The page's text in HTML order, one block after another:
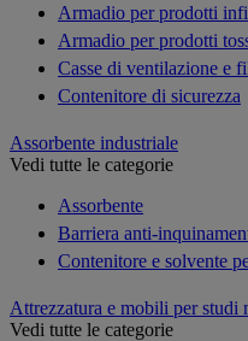
Armadio per prodotti
Armadio per prodotti
Casse di ventilazione e
Contenitore di sicurezza
Assorbente industriale
Vedi tutte le categorie
Assorbente
Barriera anti-
Contenitore e solvente
Attrezzatura e mobili per studi
Vedi tutte le categorie